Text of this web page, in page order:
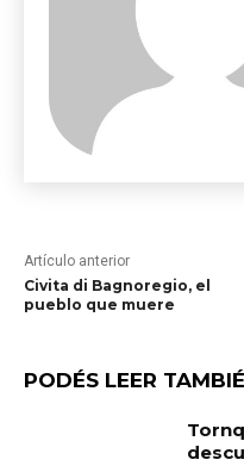
Artículo anterior
Civita di Bagnoregio, el
pueblo que muere
PODÉS LEER